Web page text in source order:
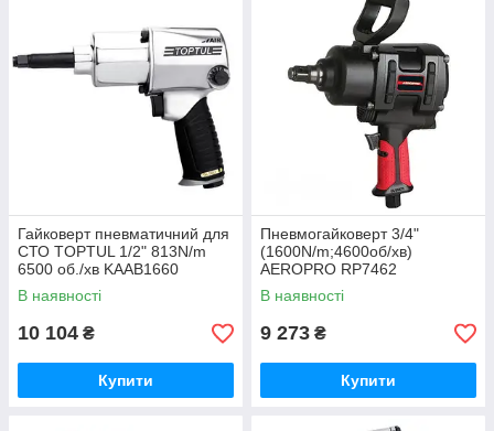
Гайковерт пневматичний для
СТО TOPTUL 1/2" 813N/m
6500 об./хв KAAB1660
В наявності
10 104 ₴
Купити
Пневмогайковерт 3/4"
(1600N/m;4600об/хв)
AEROPRO RP7462
В наявності
9 273 ₴
Купити